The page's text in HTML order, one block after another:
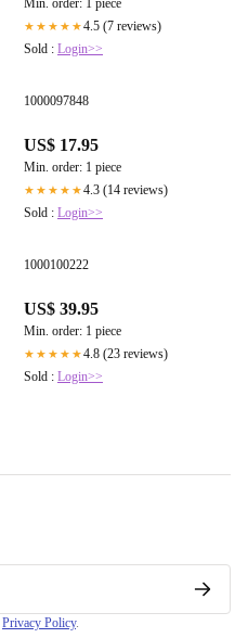
★★★★★4.5 (7 reviews)
Sold : Login>>
1000097848
US$ 17.95
Min. order: 1 piece
★★★★★4.3 (14 reviews)
Sold : Login>>
1000100222
US$ 39.95
Min. order: 1 piece
★★★★★4.8 (23 reviews)
Sold : Login>>
Privacy Policy.